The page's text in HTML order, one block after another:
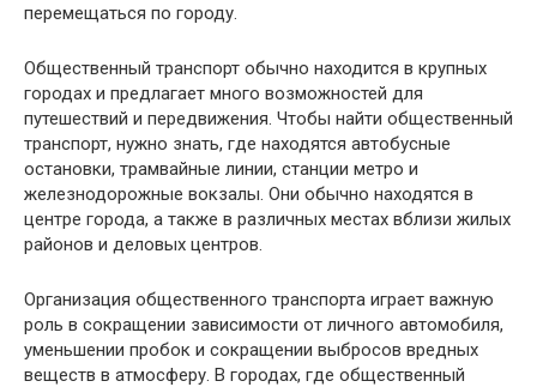
перемещаться по городу.
Общественный транспорт обычно находится в крупных
городах и предлагает много возможностей для
путешествий и передвижения. Чтобы найти общественный
транспорт, нужно знать, где находятся автобусные
остановки, трамвайные линии, станции метро и
железнодорожные вокзалы. Они обычно находятся в
центре города, а также в различных местах вблизи жилых
районов и деловых центров.
Организация общественного транспорта играет важную
роль в сокращении зависимости от личного автомобиля,
уменьшении пробок и сокращении выбросов вредных
веществ в атмосферу. В городах, где общественный